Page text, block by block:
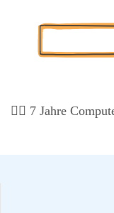
🏃‍♂️ 7 Jah­re